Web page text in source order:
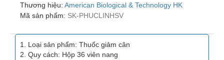
khỏe
Khoáng
chất
Thương hiệu: American Biological & Technology HK
Mã sản phẩm: SK-PHUCLINHSV
Loại sản phẩm: Thuốc giảm cân
Quy cách: Hộp 36 viên nang